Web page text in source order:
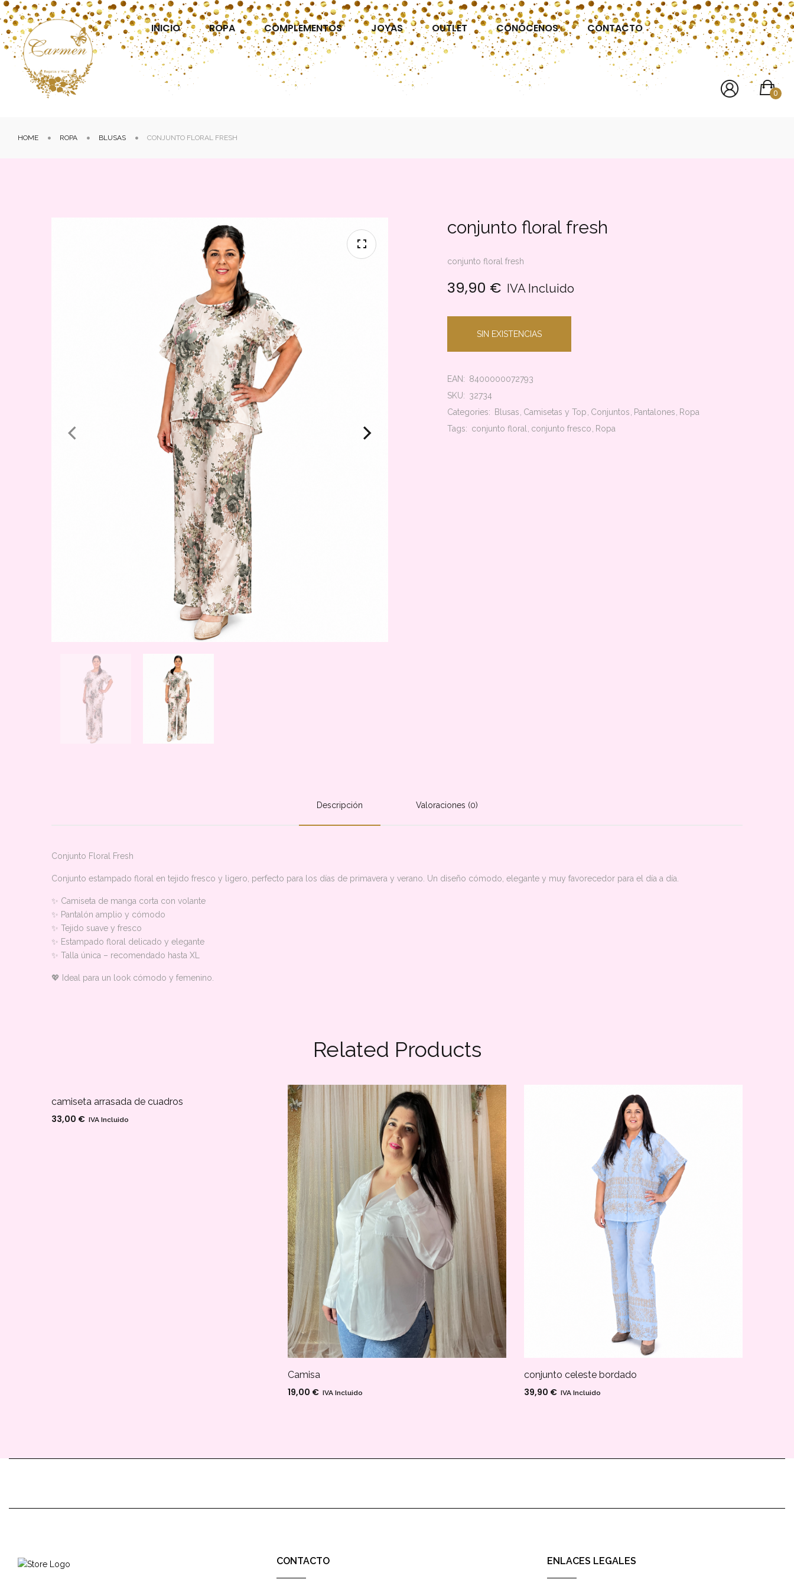
INICIO ROPA COMPLEMENTOS JOYAS OUTLET CONÓCENOS CONTACTO
0
HOME ROPA BLUSAS CONJUNTO FLORAL FRESH
conjunto floral fresh
conjunto floral fresh
39,90 € IVA Incluido
SIN EXISTENCIAS
EAN: 8400000072793
SKU: 32734
Categories:
Blusas Camisetas y Top Conjuntos Pantalones
Ropa
Tags: conjunto floral conjunto fresco Ropa
Descripción Valoraciones (0)
Conjunto Floral Fresh
Conjunto estampado floral en tejido fresco y ligero, perfecto para los días de primavera y verano. Un diseño cómodo, elegante y muy favorecedor para el día a día.
✨ Camiseta de manga corta con volante
✨ Pantalón amplio y cómodo
✨ Tejido suave y fresco
✨ Estampado floral delicado y elegante
✨ Talla única – recomendado hasta XL
💖 Ideal para un look cómodo y femenino.
Related Products
camiseta arrasada de cuadros
33,00 € IVA Incluido
Camisa
19,00 € IVA Incluido
conjunto celeste bordado
39,90 € IVA Incluido
CONTACTO ENLACES LEGALES